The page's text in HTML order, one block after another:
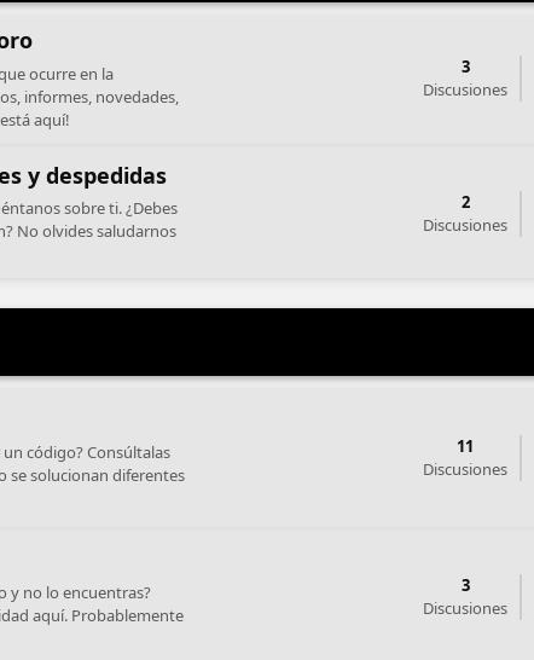
ocurre en la
informes, novedades,
aquí!
3
Discusiones
y despedidas
sobre ti. ¿Debes
No olvides saludarnos
2
Discusiones
código? Consúltalas
se solucionan diferentes
11
Discusiones
y no lo encuentras?
aquí. Probablemente
3
Discusiones